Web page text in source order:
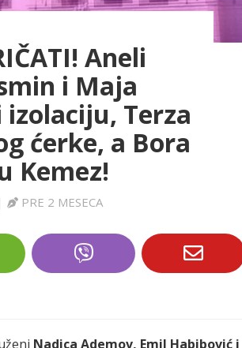
Aneli
i Maja
Terza
ćerke, a Bora
Kemez!
PRE 2 MESECA
Nadica Ademov, Emil Habibović i